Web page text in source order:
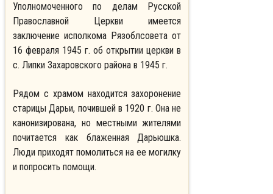
Уполномоченного по делам Русской
Православной Церкви имеется
заключение исполкома Рязоблсовета от
16 февраля 1945 г. об открытии церкви в
с. Липки Захаровского района в 1945 г.
Рядом с храмом находится захоронение
старицы Дарьи, почившей в 1920 г. Она не
канонизирована, но местными жителями
почитается как блаженная Дарьюшка.
Люди приходят помолиться на ее могилку
и попросить помощи.